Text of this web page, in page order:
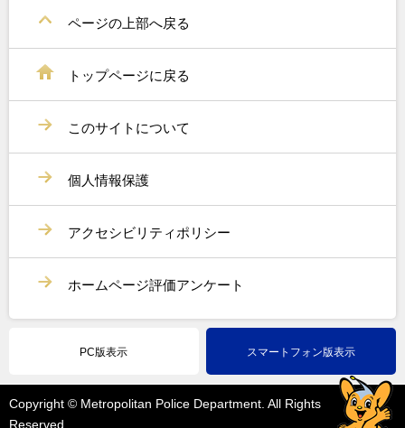
ページの上部へ戻る
トップページに戻る
このサイトについて
個人情報保護
アクセシビリティポリシー
ホームページ評価アンケート
PC版表示 スマートフォン版表示
Copyright © Metropolitan Police Department. All Rights
Reserved.